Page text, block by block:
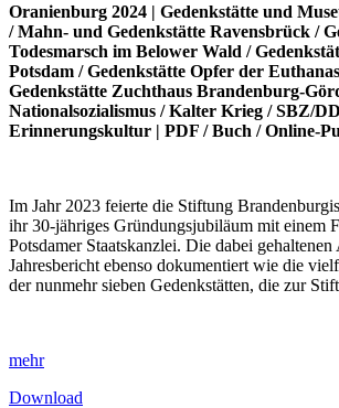
Oranienburg 2024 | Gedenkstätte und
/Mahn- und Gedenkstätte Ravensbrück /
Todesmarsch im Belower Wald /
Potsdam /Gedenkstätte Opfer der
Gedenkstätte Zuchthaus Brandenburg-
Nationalsozialismus /Kalter Krieg /SBZ/
Erinnerungskultur | PDF /Buch /Online-
Im Jahr 2023 feierte die Stiftung
ihr 30-jähriges Gründungsjubiläum mit einem
Potsdamer Staatskanzlei. Die dabei
Jahresbericht ebenso dokumentiert wie die
der nunmehr sieben Gedenkstätten, die zur
mehr
Download